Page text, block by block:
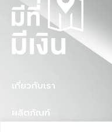
เกี่ยวกับเรา
ผลิตภัณฑ์